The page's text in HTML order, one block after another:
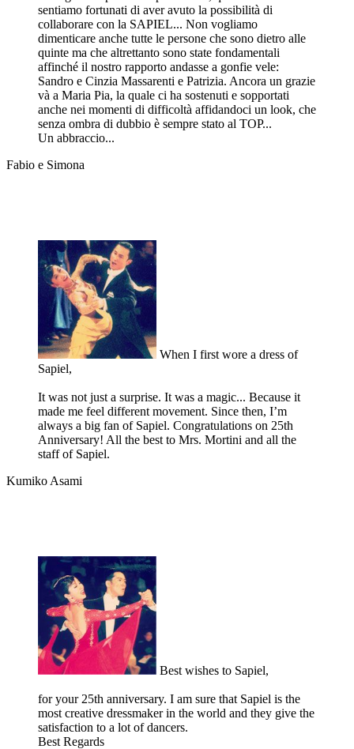
sentiamo fortunati di aver avuto la possibilità di
collaborare con la SAPIEL... Non vogliamo
dimenticare anche tutte le persone che sono dietro alle
quinte ma che altrettanto sono state fondamentali
affinché il nostro rapporto andasse a gonfie vele:
Sandro e Cinzia Massarenti e Patrizia. Ancora un grazie
và a Maria Pia, la quale ci ha sostenuti e sopportati
anche nei momenti di difficoltà affidandoci un look, che
senza ombra di dubbio è sempre stato al TOP...
Un abbraccio...
Fabio e Simona
When I first wore a dress of
Sapiel,
It was not just a surprise. It was a magic... Because it
made me feel different movement. Since then, I’m
always a big fan of Sapiel. Congratulations on 25th
Anniversary! All the best to Mrs. Mortini and all the
staff of Sapiel.
Kumiko Asami
Best wishes to Sapiel,
for your 25th anniversary. I am sure that Sapiel is the
most creative dressmaker in the world and they give the
satisfaction to a lot of dancers.
Best Regards